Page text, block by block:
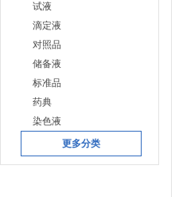
试液
滴定液
对照品
储备液
标准品
药典
染色液
更多分类